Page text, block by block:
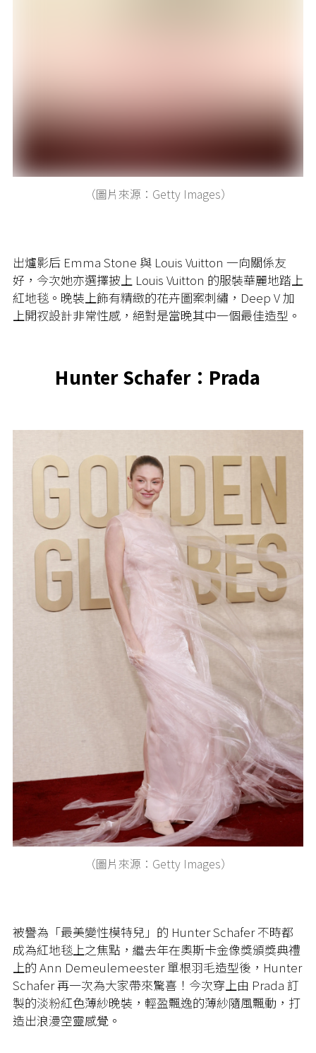
（圖片來源：Getty Images）
出爐影后 Emma Stone 與 Louis Vuitton 一向關係友
好，今次她亦選擇披上 Louis Vuitton 的服裝華麗地踏上
紅地毯。晚裝上飾有精緻的花卉圖案刺繡，Deep V 加
上開衩設計非常性感，絕對是當晚其中一個最佳造型。
Hunter Schafer：Prada
（圖片來源：Getty Images）
被譽為「最美變性模特兒」的 Hunter Schafer 不時都
成為紅地毯上之焦點，繼去年在奧斯卡金像獎頒獎典禮
上的 Ann Demeulemeester 單根羽毛造型後，Hunter
Schafer 再一次為大家帶來驚喜！今次穿上由 Prada 訂
製的淡粉紅色薄紗晚裝，輕盈飄逸的薄紗隨風飄動，打
造出浪漫空靈感覺。